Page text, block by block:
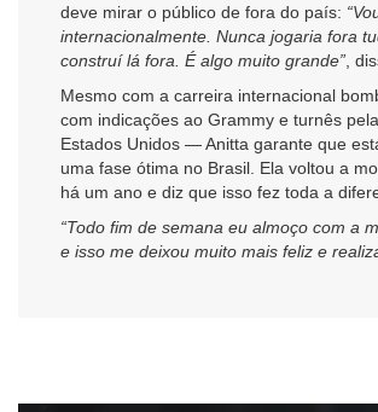
deve mirar o público de fora do país:
internacionalmente. Nunca jogaria fora
construí lá fora. É algo muito grande” ,
Mesmo com a carreira internacional
com indicações ao Grammy e turnês
Estados Unidos — Anitta garante que
uma fase ótima no Brasil. Ela voltou a
há um ano e diz que isso fez toda a
“Todo fim de semana eu almoço com a
e isso me deixou muito mais feliz e